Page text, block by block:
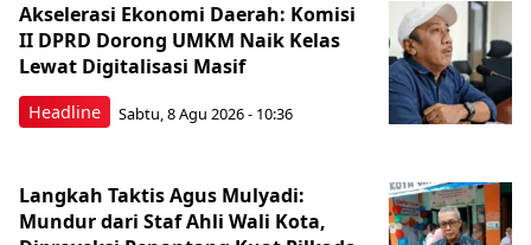
Headline
Akselerasi Ekonomi Daerah: Komisi
II DPRD Dorong UMKM Naik Kelas
Lewat Digitalisasi Masif
Sabtu, 8 Agu 2026 - 10:36
Langkah Taktis Agus Mulyadi:
Mundur dari Staf Ahli Wali Kota,